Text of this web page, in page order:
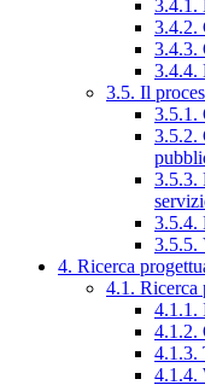
3.4.1.
3.4.2.
3.4.3.
3.4.4.
3.5. Il
3.5.1.
3.5.2.
3.5.3.
3.5.4.
3.5.5.
4. Ricerca
4.1. Ricerca
4.1.1.
4.1.2.
4.1.3.
4.1.4.